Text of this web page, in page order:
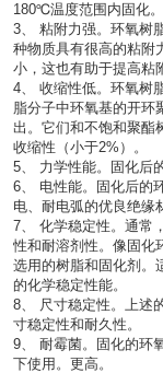
180℃温度范围内固化。
3、 粘附力强。环氧树
种物质具有很高的粘附
小，这也有助于提高粘
4、 收缩性低。环氧树
脂分子中环氧基的开环
出。它们和不饱和聚酯
收缩性（小于2%）。
5、 力学性能。固化后
6、 电性能。固化后的
电、耐电弧的优良绝缘
7、 化学稳定性。通常
性和耐溶剂性。像固化
选用的树脂和固化剂。
的化学稳定性能。
8、 尺寸稳定性。上述
寸稳定性和耐久性。
9、 耐霉菌。固化的环
下使用。更高。